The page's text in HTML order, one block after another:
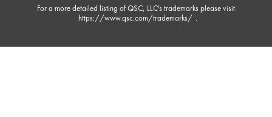
For a more detailed listing of QSC, LLC's trademarks please visit
https://www.qsc.com/trademarks/ .